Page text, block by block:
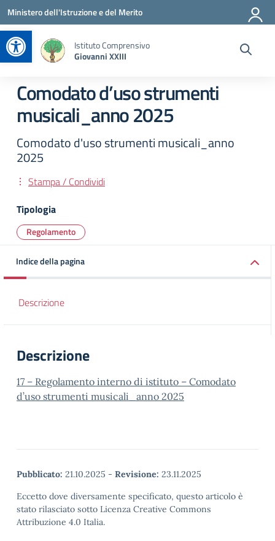
Apri la barra degli strumenti
Vai ai contenuti
Vai al menu di navigazione
Vai al footer
Ministero dell'Istruzione e del Merito
Istituto Comprensivo
Giovanni XXIII
Comodato d’uso strumenti
musicali_anno 2025
Comodato d'uso strumenti musicali_anno
2025
Stampa / Condividi
Tipologia
Regolamento
Indice della pagina
Descrizione
Descrizione
17 – Regolamento interno di istituto – Comodato
d’uso strumenti musicali_anno 2025
Pubblicato: 21.10.2025 - Revisione: 23.11.2025
Eccetto dove diversamente specificato, questo articolo è
stato rilasciato sotto Licenza Creative Commons
Attribuzione 4.0 Italia.